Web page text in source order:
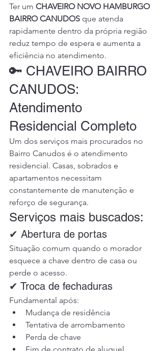
Ter um CHAVEIRO NOVO HAMBURGO
BAIRRO CANUDOS que atenda
rapidamente dentro da própria região
reduz tempo de espera e aumenta a
eficiência no atendimento.
🔑 CHAVEIRO BAIRRO
CANUDOS:
Atendimento
Residencial Completo
Um dos serviços mais procurados no
Bairro Canudos é o atendimento
residencial. Casas, sobrados e
apartamentos necessitam
constantemente de manutenção e
reforço de segurança.
Serviços mais buscados:
✔ Abertura de portas
Situação comum quando o morador
esquece a chave dentro de casa ou
perde o acesso.
✔ Troca de fechaduras
Fundamental após:
Mudança de residência
Tentativa de arrombamento
Perda de chave